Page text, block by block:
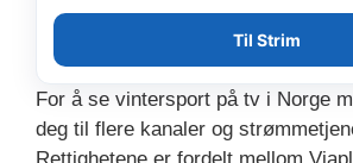
Til Strim
For å se vintersport på tv i Norge
deg til flere kanaler og
Rettighetene er fordelt mellom